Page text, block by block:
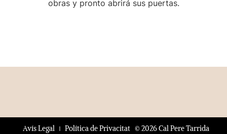
obras y pronto abrirá sus puertas.
© 2026 Cal Pere Tarrida
Avís Legal Política de Privacitat